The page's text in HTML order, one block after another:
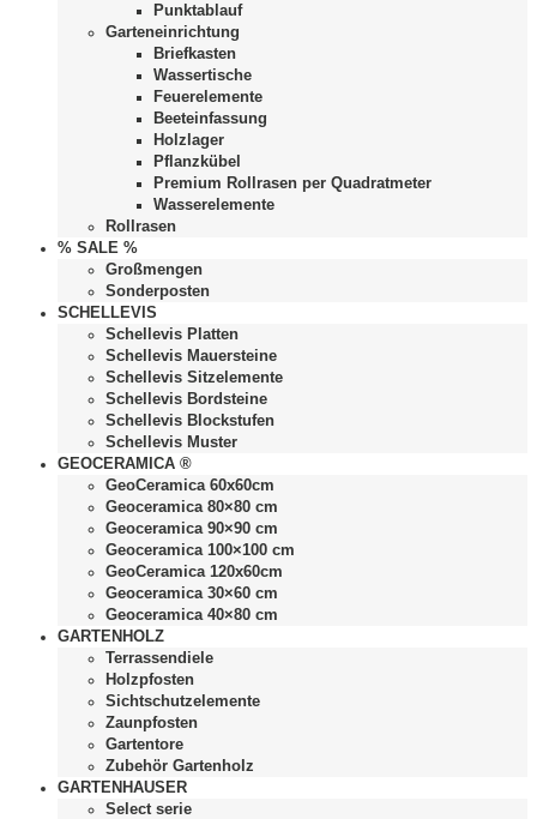
Punktablauf
Garteneinrichtung
Briefkasten
Wassertische
Feuerelemente
Beeteinfassung
Holzlager
Pflanzkübel
Premium Rollrasen per Quadratmeter
Wasserelemente
Rollrasen
% SALE %
Großmengen
Sonderposten
SCHELLEVIS
Schellevis Platten
Schellevis Mauersteine
Schellevis Sitzelemente
Schellevis Bordsteine
Schellevis Blockstufen
Schellevis Muster
GEOCERAMICA ®
GeoCeramica 60x60cm
Geoceramica 80×80 cm
Geoceramica 90×90 cm
Geoceramica 100×100 cm
GeoCeramica 120x60cm
Geoceramica 30×60 cm
Geoceramica 40×80 cm
GARTENHOLZ
Terrassendiele
Holzpfosten
Sichtschutzelemente
Zaunpfosten
Gartentore
Zubehör Gartenholz
GARTENHAUSER
Select serie